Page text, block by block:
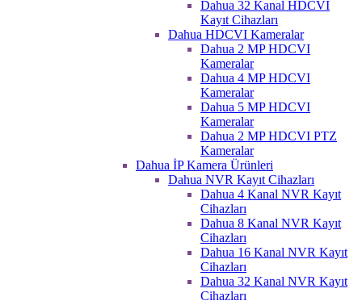
Dahua 32 Kanal HDCVI
Kayıt Cihazları
Dahua HDCVI Kameralar
Dahua 2 MP HDCVI
Kameralar
Dahua 4 MP HDCVI
Kameralar
Dahua 5 MP HDCVI
Kameralar
Dahua 2 MP HDCVI PTZ
Kameralar
Dahua İP Kamera Ürünleri
Dahua NVR Kayıt Cihazları
Dahua 4 Kanal NVR Kayıt
Cihazları
Dahua 8 Kanal NVR Kayıt
Cihazları
Dahua 16 Kanal NVR Kayıt
Cihazları
Dahua 32 Kanal NVR Kayıt
Cihazları